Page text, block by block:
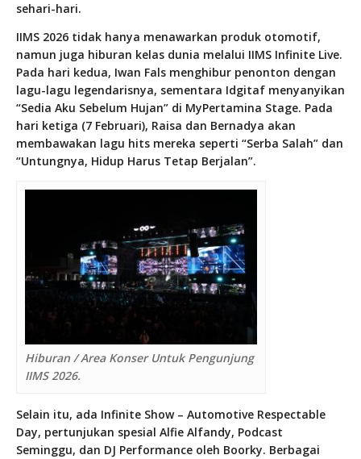
sehari-hari.
IIMS 2026 tidak hanya menawarkan produk otomotif,
namun juga hiburan kelas dunia melalui IIMS Infinite Live.
Pada hari kedua, Iwan Fals menghibur penonton dengan
lagu-lagu legendarisnya, sementara Idgitaf menyanyikan
“Sedia Aku Sebelum Hujan” di MyPertamina Stage. Pada
hari ketiga (7 Februari), Raisa dan Bernadya akan
membawakan lagu hits mereka seperti “Serba Salah” dan
“Untungnya, Hidup Harus Tetap Berjalan”.
Hiburan / Area Konser Untuk Pengunjung
IIMS 2026.
Selain itu, ada Infinite Show – Automotive Respectable
Day, pertunjukan spesial Alfie Alfandy, Podcast
Seminggu, dan DJ Performance oleh Boorky. Berbagai